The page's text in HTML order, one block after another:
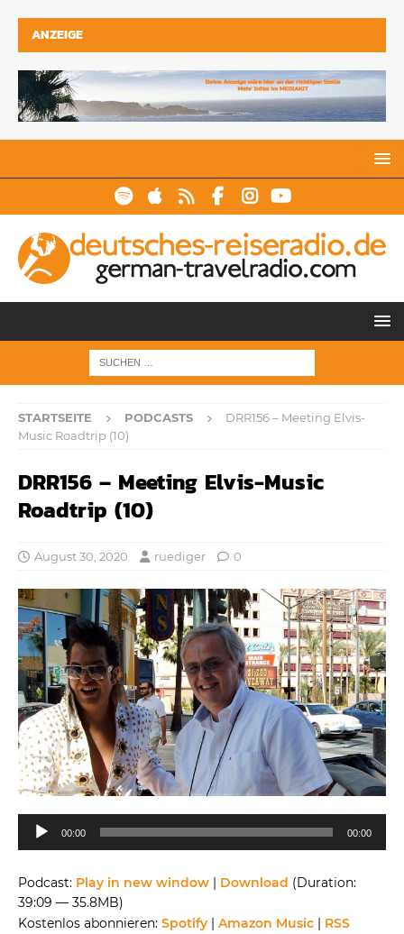
ANZEIGE
STARTSEITE PODCASTS
DRR156 – Meeting Elvis-
Music Roadtrip (10)
DRR156 – Meeting Elvis-Music
Roadtrip (10)
August 30, 2020 ruediger 0
Audio-
Player
00:00 00:00
Podcast: Play in new window | Download (Duration:
39:09 — 35.8MB)
Kostenlos abonnieren: Spotify | Amazon Music | RSS